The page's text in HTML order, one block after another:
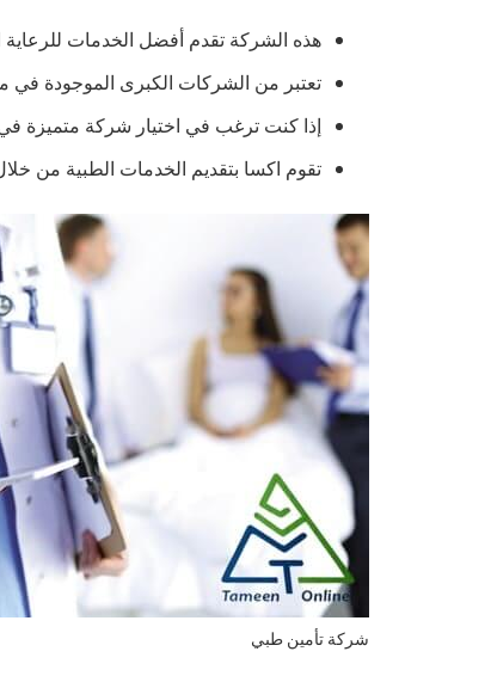
هذه الشركة تقدم أفضل الخدمات
تعتبر من الشركات الكبرى الموجودة في
إذا كنت ترغب في اختيار شركة متميزة
تقوم اكسا بتقديم الخدمات الطبية من
شركة تأمين طبي